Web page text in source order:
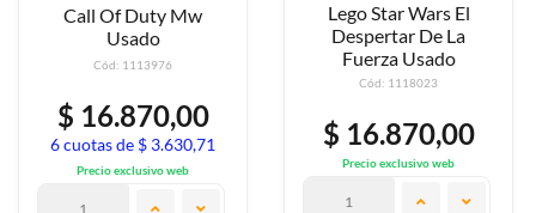
Call Of Duty Mw
Usado
Cód: 1113976
$ 16.870,00
6 cuotas de $ 3.630,71
Precio exclusivo web
Lego Star Wars El
Despertar De La
Fuerza Usado
Cód: 1118023
$ 16.870,00
Precio exclusivo web